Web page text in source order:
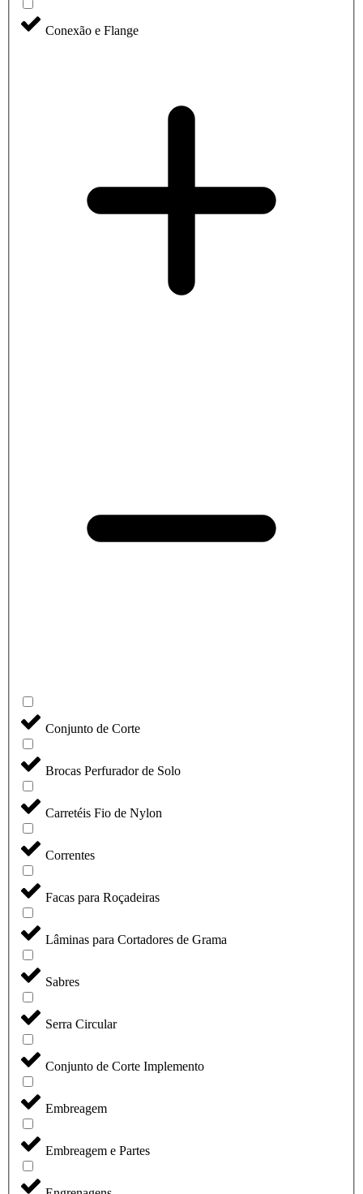
Conexão e Flange
Conjunto de Corte
Brocas Perfurador de Solo
Carretéis Fio de Nylon
Correntes
Facas para Roçadeiras
Lâminas para Cortadores de Grama
Sabres
Serra Circular
Conjunto de Corte Implemento
Embreagem
Embreagem e Partes